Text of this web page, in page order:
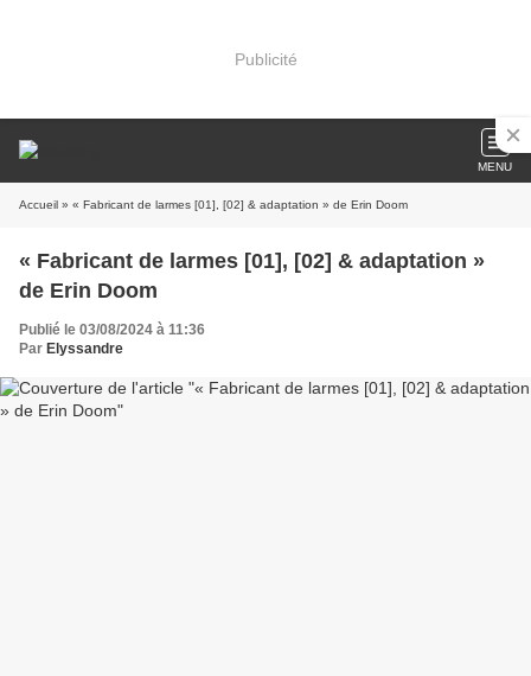
Publicité
MENU
Accueil » « Fabricant de larmes [01], [02] & adaptation » de Erin Doom
« Fabricant de larmes [01], [02] & adaptation »
de Erin Doom
Publié le 03/08/2024 à 11:36
Par Elyssandre